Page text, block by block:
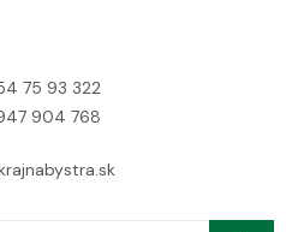
75 93 322
904 768